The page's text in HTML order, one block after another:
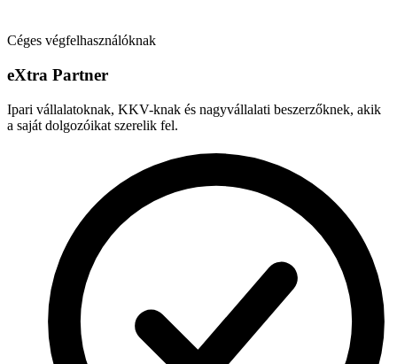
Céges végfelhasználóknak
eXtra Partner
Ipari vállalatoknak, KKV-knak és nagyvállalati beszerzőknek, akik
a saját dolgozóikat szerelik fel.